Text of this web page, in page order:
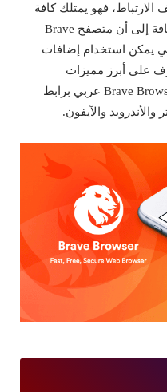
فهو يمتلك كافة
وأكثر، بالإضافة إلى أن متصفح Brave
يمكن استخدام إضافات
على أبرز مميزات
المتصفح وطريقة تحميل متصفح Brave Browser عربي برابط
والآيفون.